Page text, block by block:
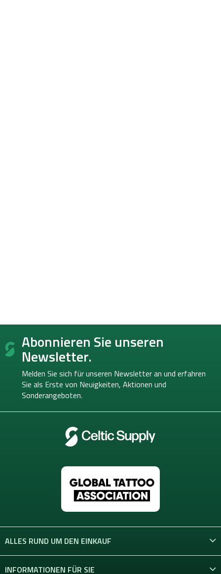
F
ß Abonnieren Sie unseren
Newsletter.
Melden Sie sich für unseren Newsletter an und erfahren
Sie als Erste von Neuigkeiten, Aktionen und
Sonderangeboten.
ALLES RUND UM DEN EINKAUF
INFORMATIONEN FÜR SIE